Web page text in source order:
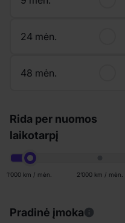
24 mėn.
48 mėn.
Rida per nuomos
laikotarpį
1’000 km / mėn. 2’000 km / mėn.
Pradinė įmoka